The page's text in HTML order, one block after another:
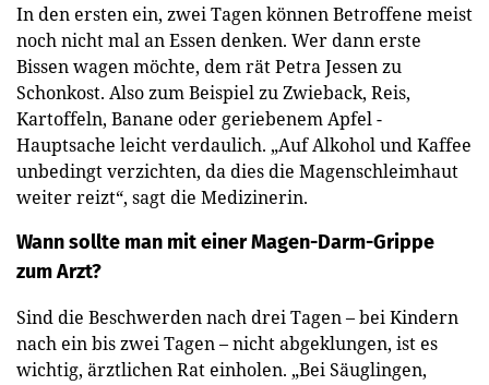
In den ersten ein, zwei Tagen können Betroffene meist
noch nicht mal an Essen denken. Wer dann erste
Bissen wagen möchte, dem rät Petra Jessen zu
Schonkost. Also zum Beispiel zu Zwieback, Reis,
Kartoffeln, Banane oder geriebenem Apfel -
Hauptsache leicht verdaulich. „Auf Alkohol und Kaffee
unbedingt verzichten, da dies die Magenschleimhaut
weiter reizt“, sagt die Medizinerin.
Wann sollte man mit einer Magen-Darm-Grippe
zum Arzt?
Sind die Beschwerden nach drei Tagen – bei Kindern
nach ein bis zwei Tagen – nicht abgeklungen, ist es
wichtig, ärztlichen Rat einholen. „Bei Säuglingen,